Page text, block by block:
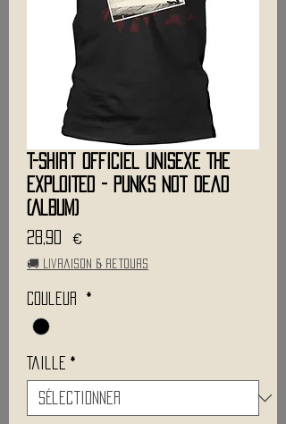
T-Shirt Officiel Unisexe THE
EXPLOITED - Punks Not Dead
(Album)
28,90 €
🚚 Livraison & retours
Couleur *
Taille *